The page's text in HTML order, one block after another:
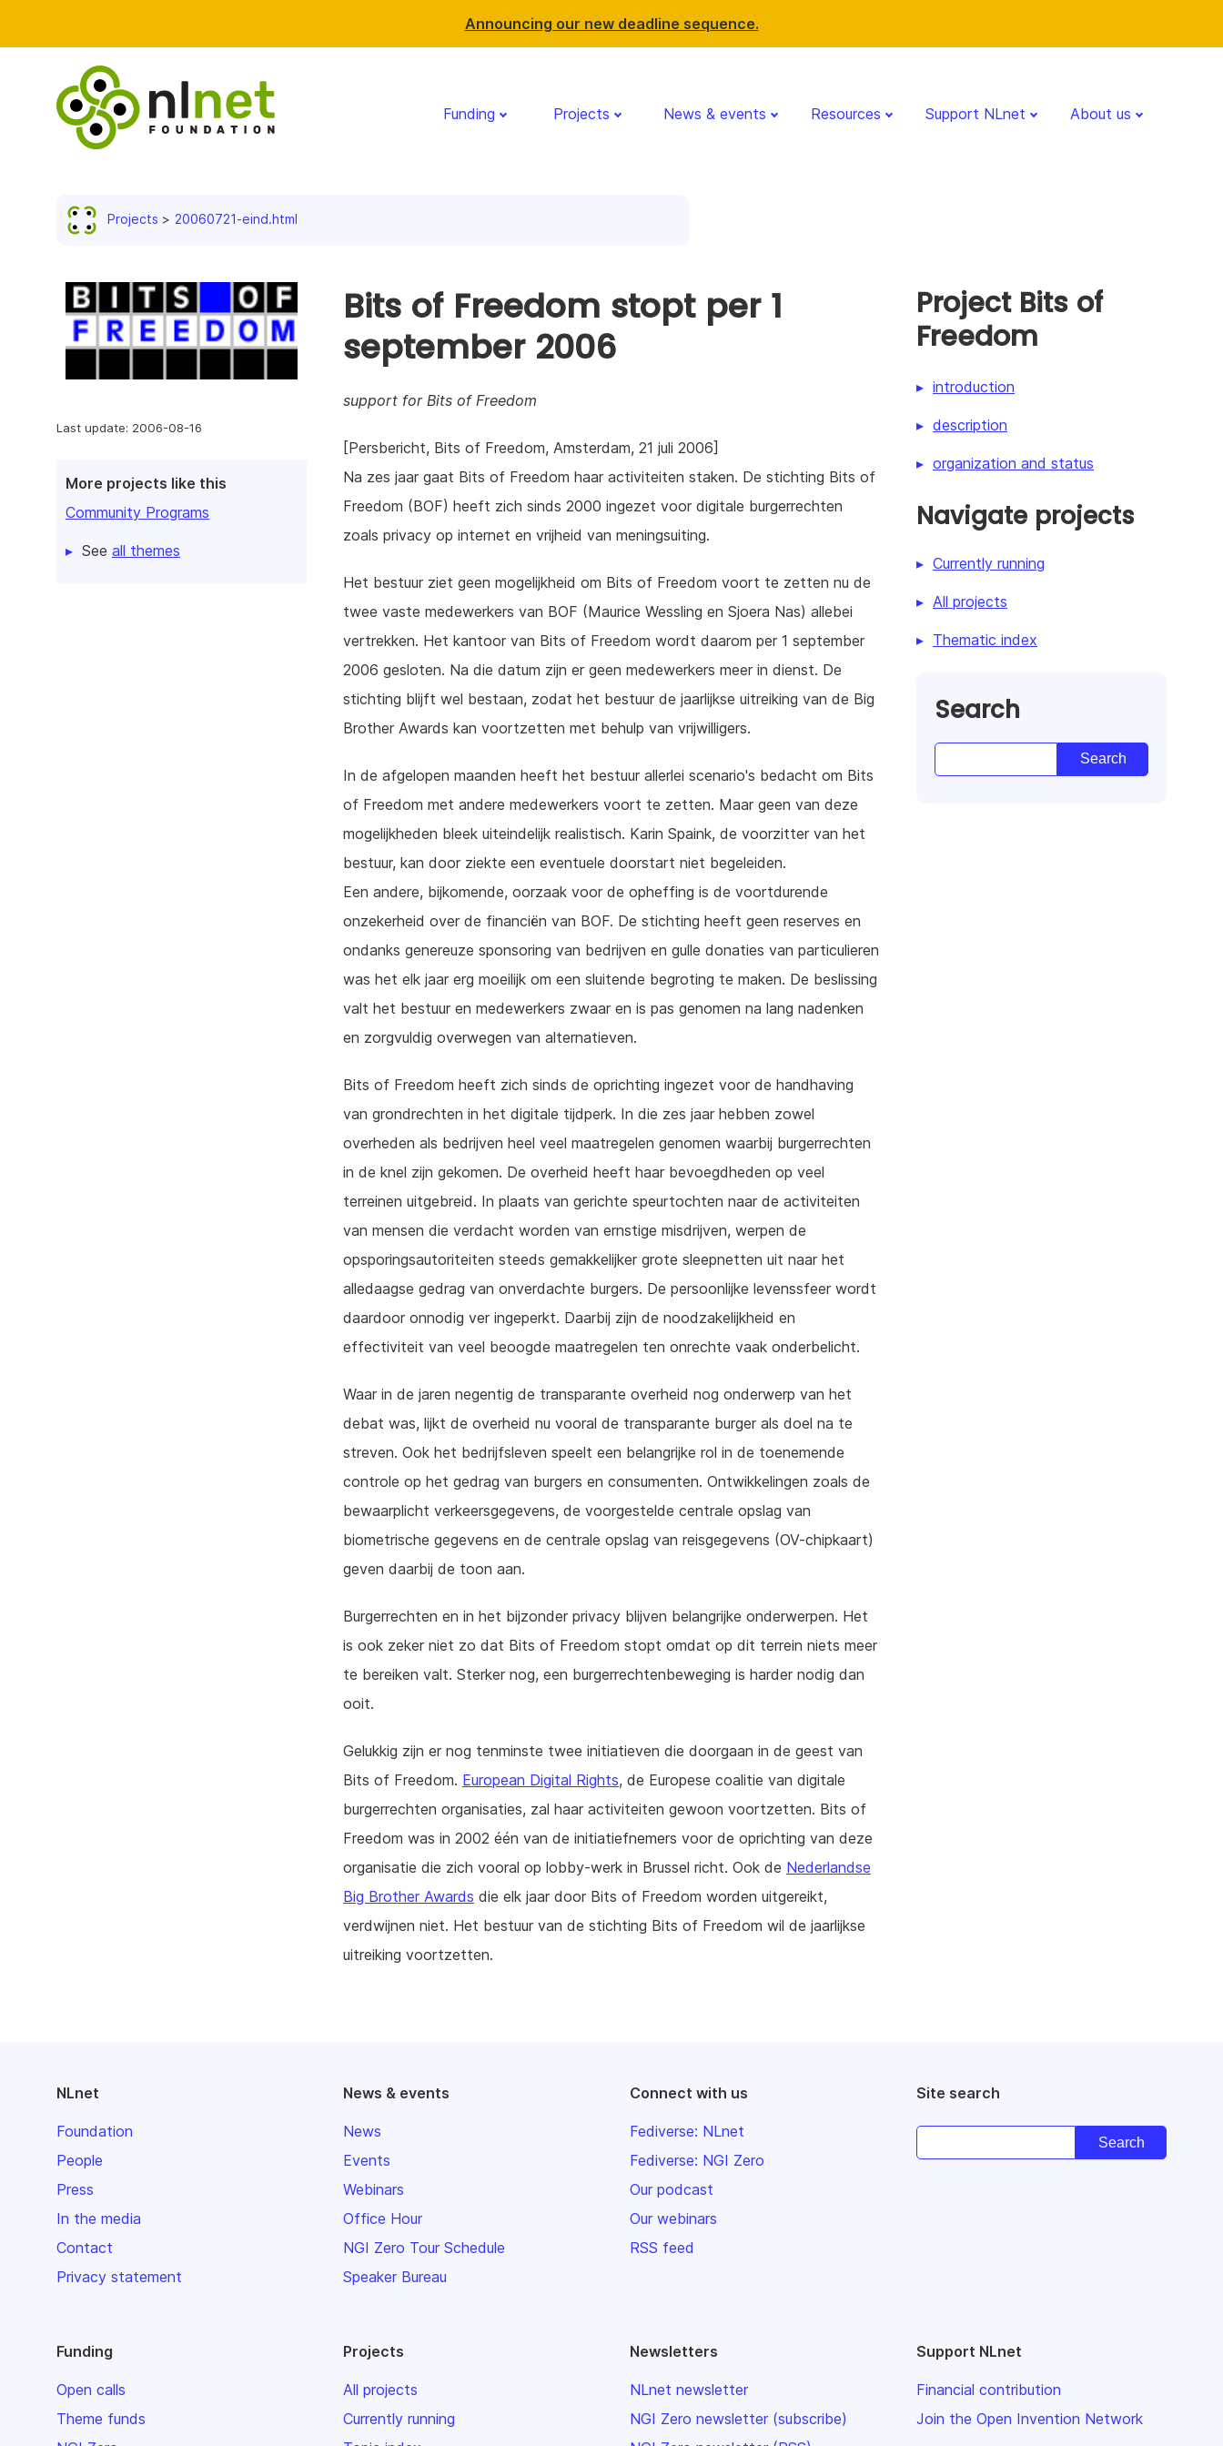
Announcing our new deadline sequence.
Funding Projects News & events Resources Support NLnet About us
Projects 20060721-eind.html
Last update: 2006-08-16
More projects like this
Community Programs
See all themes
Bits of Freedom stopt per 1
september 2006
support for Bits of Freedom
[Persbericht, Bits of Freedom, Amsterdam, 21 juli 2006]
Na zes jaar gaat Bits of Freedom haar activiteiten staken. De stichting Bits of
Freedom (BOF) heeft zich sinds 2000 ingezet voor digitale burgerrechten
zoals privacy op internet en vrijheid van meningsuiting.
Het bestuur ziet geen mogelijkheid om Bits of Freedom voort te zetten nu de
twee vaste medewerkers van BOF (Maurice Wessling en Sjoera Nas) allebei
vertrekken. Het kantoor van Bits of Freedom wordt daarom per 1 september
2006 gesloten. Na die datum zijn er geen medewerkers meer in dienst. De
stichting blijft wel bestaan, zodat het bestuur de jaarlijkse uitreiking van de Big
Brother Awards kan voortzetten met behulp van vrijwilligers.
In de afgelopen maanden heeft het bestuur allerlei scenario's bedacht om Bits
of Freedom met andere medewerkers voort te zetten. Maar geen van deze
mogelijkheden bleek uiteindelijk realistisch. Karin Spaink, de voorzitter van het
bestuur, kan door ziekte een eventuele doorstart niet begeleiden.
Een andere, bijkomende, oorzaak voor de opheffing is de voortdurende
onzekerheid over de financiën van BOF. De stichting heeft geen reserves en
ondanks genereuze sponsoring van bedrijven en gulle donaties van particulieren
was het elk jaar erg moeilijk om een sluitende begroting te maken. De beslissing
valt het bestuur en medewerkers zwaar en is pas genomen na lang nadenken
en zorgvuldig overwegen van alternatieven.
Bits of Freedom heeft zich sinds de oprichting ingezet voor de handhaving
van grondrechten in het digitale tijdperk. In die zes jaar hebben zowel
overheden als bedrijven heel veel maatregelen genomen waarbij burgerrechten
in de knel zijn gekomen. De overheid heeft haar bevoegdheden op veel
terreinen uitgebreid. In plaats van gerichte speurtochten naar de activiteiten
van mensen die verdacht worden van ernstige misdrijven, werpen de
opsporingsautoriteiten steeds gemakkelijker grote sleepnetten uit naar het
alledaagse gedrag van onverdachte burgers. De persoonlijke levenssfeer wordt
daardoor onnodig ver ingeperkt. Daarbij zijn de noodzakelijkheid en
effectiviteit van veel beoogde maatregelen ten onrechte vaak onderbelicht.
Waar in de jaren negentig de transparante overheid nog onderwerp van het
debat was, lijkt de overheid nu vooral de transparante burger als doel na te
streven. Ook het bedrijfsleven speelt een belangrijke rol in de toenemende
controle op het gedrag van burgers en consumenten. Ontwikkelingen zoals de
bewaarplicht verkeersgegevens, de voorgestelde centrale opslag van
biometrische gegevens en de centrale opslag van reisgegevens (OV-chipkaart)
geven daarbij de toon aan.
Burgerrechten en in het bijzonder privacy blijven belangrijke onderwerpen. Het
is ook zeker niet zo dat Bits of Freedom stopt omdat op dit terrein niets meer
te bereiken valt. Sterker nog, een burgerrechtenbeweging is harder nodig dan
ooit.
Gelukkig zijn er nog tenminste twee initiatieven die doorgaan in de geest van
Bits of Freedom. European Digital Rights, de Europese coalitie van digitale
burgerrechten organisaties, zal haar activiteiten gewoon voortzetten. Bits of
Freedom was in 2002 één van de initiatiefnemers voor de oprichting van deze
organisatie die zich vooral op lobby-werk in Brussel richt. Ook de Nederlandse
Big Brother Awards die elk jaar door Bits of Freedom worden uitgereikt,
verdwijnen niet. Het bestuur van de stichting Bits of Freedom wil de jaarlijkse
uitreiking voortzetten.
Project Bits of
Freedom
introduction
description
organization and status
Navigate projects
Currently running
All projects
Thematic index
Search
NLnet
Foundation
People
Press
In the media
Contact
Privacy statement
News & events
News
Events
Webinars
Office Hour
NGI Zero Tour Schedule
Speaker Bureau
Connect with us
Fediverse: NLnet
Fediverse: NGI Zero
Our podcast
Our webinars
RSS feed
Site search
Funding
Open calls
Theme funds
Projects
All projects
Currently running
Newsletters
NLnet newsletter
NGI Zero newsletter (subscribe)
Support NLnet
Financial contribution
Join the Open Invention Network